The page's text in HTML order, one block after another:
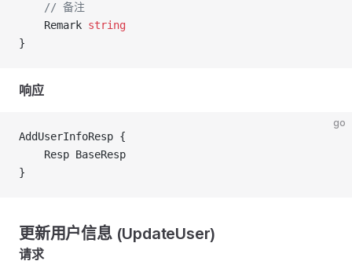
	// 备注
	Remark
string
}
响应
go
AddUserInfoResp {
	Resp BaseResp
}
更新用户信息 (UpdateUser)
请求